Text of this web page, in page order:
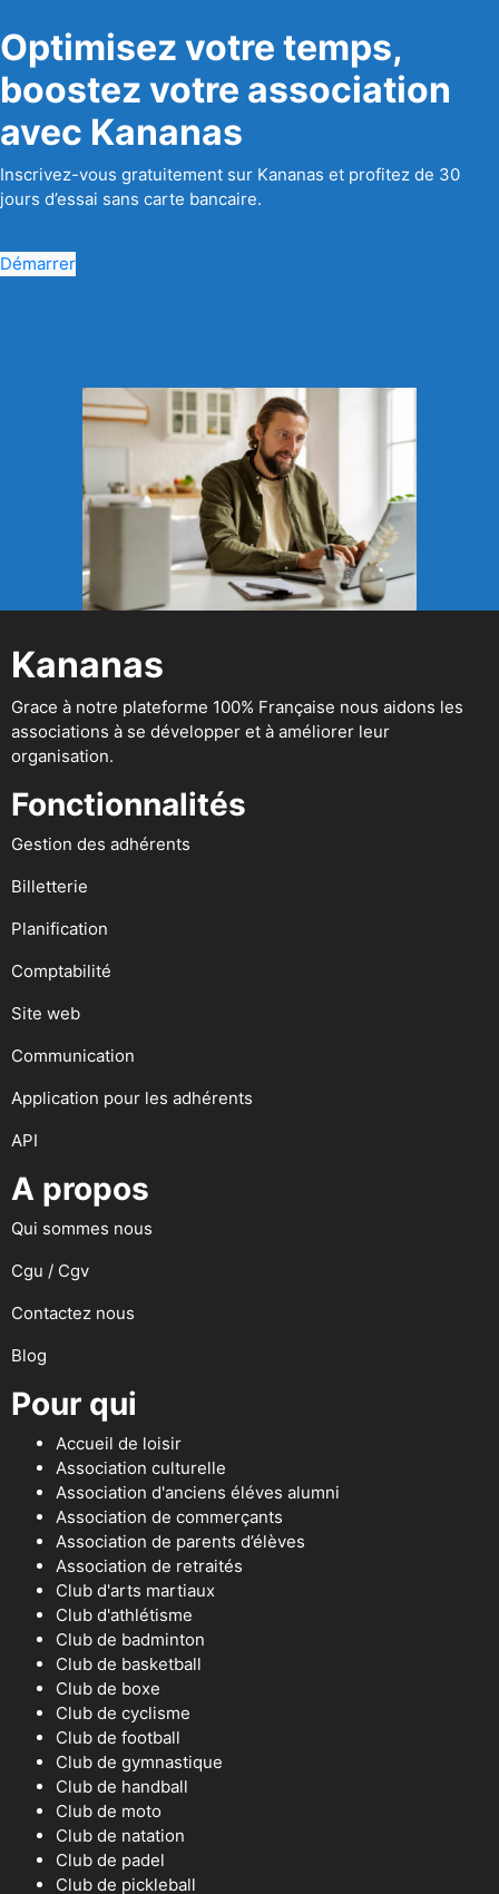
Optimisez votre temps,
boostez votre association
avec Kananas
Inscrivez-vous gratuitement sur Kananas et profitez de 30
jours d’essai sans carte bancaire.
Démarrer
Kananas
Grace à notre plateforme 100% Française nous aidons les
associations à se développer et à améliorer leur
organisation.
Fonctionnalités
Gestion des adhérents
Billetterie
Planification
Comptabilité
Site web
Communication
Application pour les adhérents
API
A propos
Qui sommes nous
Cgu / Cgv
Contactez nous
Blog
Pour qui
Accueil de loisir
Association culturelle
Association d'anciens éléves alumni
Association de commerçants
Association de parents d’élèves
Association de retraités
Club d'arts martiaux
Club d'athlétisme
Club de badminton
Club de basketball
Club de boxe
Club de cyclisme
Club de football
Club de gymnastique
Club de handball
Club de moto
Club de natation
Club de padel
Club de pickleball